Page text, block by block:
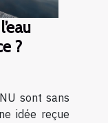
?
sont sans
idée reçue